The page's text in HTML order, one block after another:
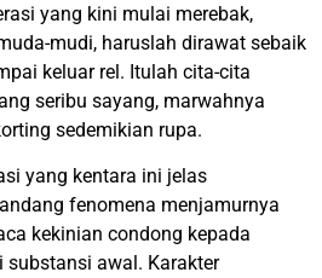
yang kini mulai merebak,
mudi, haruslah dirawat sebaik
keluar rel. Itulah cita-cita
seribu sayang, marwahnya
sedemikian rupa.
yang kentara ini jelas
fenomena menjamurnya
kekinian condong kepada
substansi awal. Karakter